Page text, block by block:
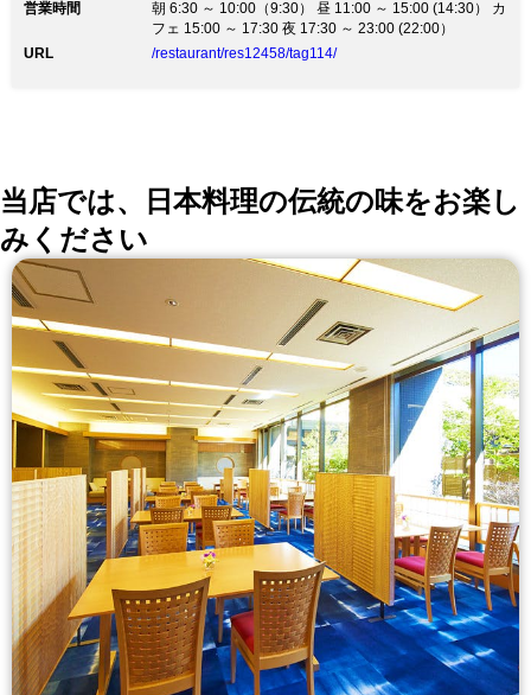
営業時間
朝 6:30 ～ 10:00（9:30） 昼 11:00 ～ 15:00 (14:30） カ
フェ 15:00 ～ 17:30 夜 17:30 ～ 23:00 (22:00）
URL
/restaurant/res12458/tag114/
当店では、日本料理の伝統の味をお楽し
みください